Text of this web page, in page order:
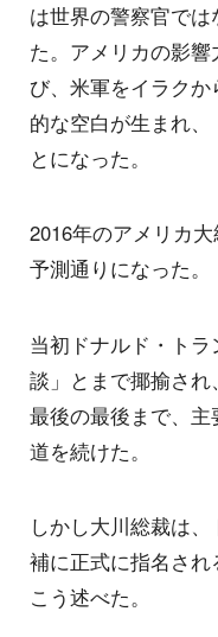
は世界の警察官で
た。アメリカの影
び、米軍をイラク
的な空白が生まれ
とになった。
2016年のアメリカ
予測通りになった。
当初ドナルド・ト
談」とまで揶揄さ
最後の最後まで、
道を続けた。
しかし大川総裁は
補に正式に指名され
こう述べた。